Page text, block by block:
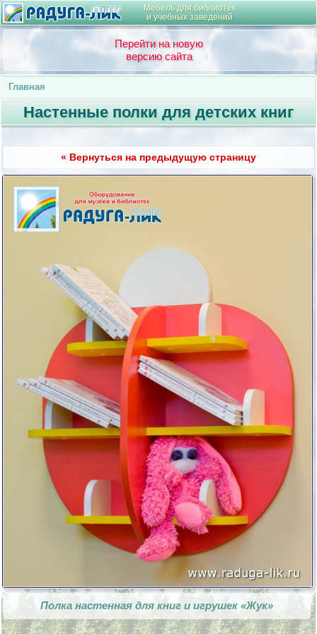
Мебель для библиотек
и учебных заведений
Перейти на новую
версию сайта
Главная
Настенные полки для детских книг
« Вернуться на предыдущую страницу
Полка настенная для книг и игрушек «Жук»